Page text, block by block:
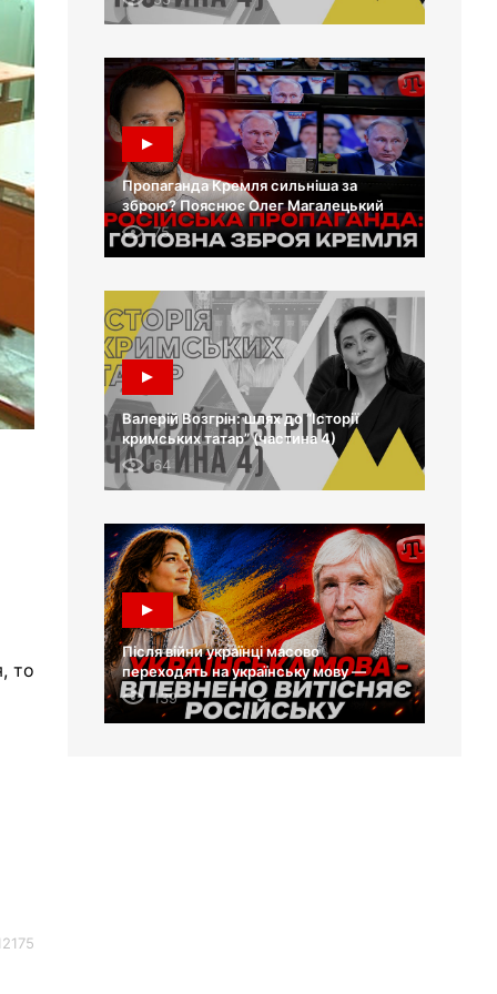
то
Пропаганда Кремля сильніша за
зброю? Пояснює Олег Магалецький
75
Валерій Возгрін: шлях до “Історії
кримських татар” (частина 4)
64
Після війни українці масово
переходять на українську мову —
Лариса Масенко
139